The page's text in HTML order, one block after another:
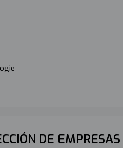
DE EMPRESAS